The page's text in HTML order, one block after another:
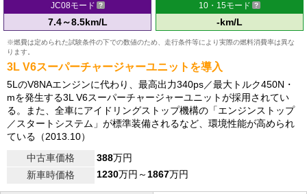
JC08モード
7.4～8.5km/L
10・15モード
-km/L
※燃費は定められた試験条件の下での数値のため、走行条件等により実際の燃料消費率は異な
ります。
3L V6スーパーチャージャーユニットを導入
5LのV8NAエンジンに代わり、最高出力340ps／最大トルク450N・
mを発生する3L V6スーパーチャージャーユニットが採用されてい
る。また、全車にアイドリングストップ機構の「エンジンストップ
／スタートシステム」が標準装備されるなど、環境性能が高められ
ている（2013.10）
中古車価格
388万円
新車時価格
1230万円～1867万円